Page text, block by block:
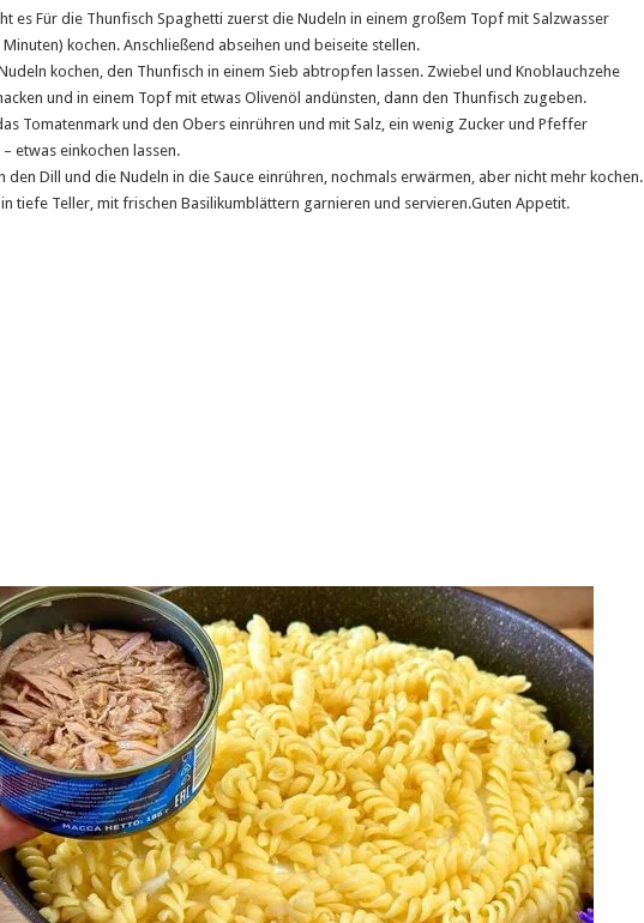
es Für die Thunfisch Spaghetti zuerst die Nudeln in einem großem Topf mit Salzwasser
Minuten) kochen. Anschließend abseihen und beiseite stellen.
kochen, den Thunfisch in einem Sieb abtropfen lassen. Zwiebel und Knoblauchzehe
und in einem Topf mit etwas Olivenöl andünsten, dann den Thunfisch zugeben.
Tomatenmark und den Obers einrühren und mit Salz, ein wenig Zucker und Pfeffer
etwas einkochen lassen.
den Dill und die Nudeln in die Sauce einrühren, nochmals erwärmen, aber nicht mehr kochen.
tiefe Teller, mit frischen Basilikumblättern garnieren und servieren.Guten Appetit.